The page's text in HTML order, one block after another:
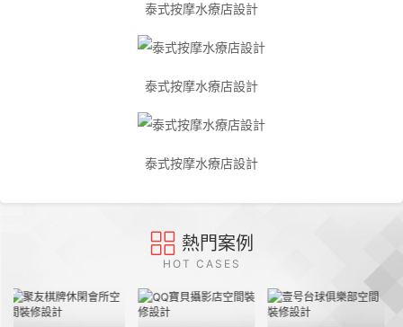
泰式按摩水療店設計
泰式按摩水療店設計
泰式按摩水療店設計
熱門案例
HOT CASES